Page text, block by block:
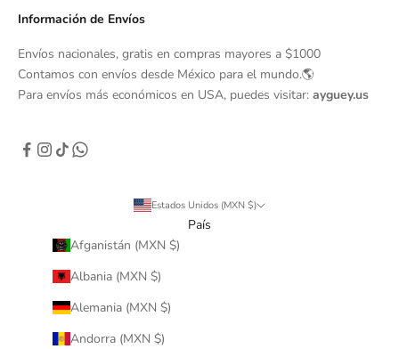
Información de Envíos
Envíos nacionales, gratis en compras mayores a $1000
Contamos con envíos desde México para el mundo.🌎
Para envíos más económicos en USA, puedes visitar: ayguey.us
Estados Unidos (MXN $)
País
Afganistán (MXN $)
Albania (MXN $)
Alemania (MXN $)
Andorra (MXN $)